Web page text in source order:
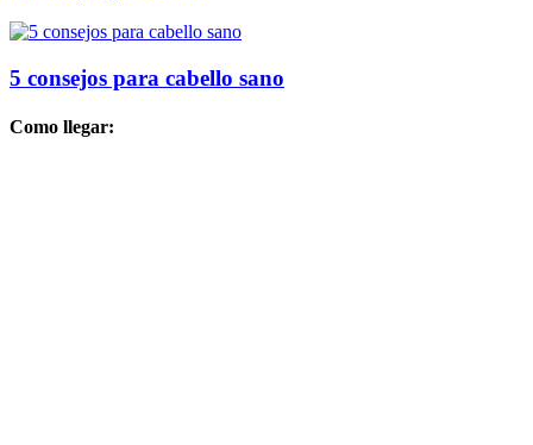
5 consejos para cabello sano
Como llegar: